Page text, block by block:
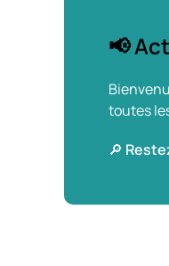
📢
toutes
🔎